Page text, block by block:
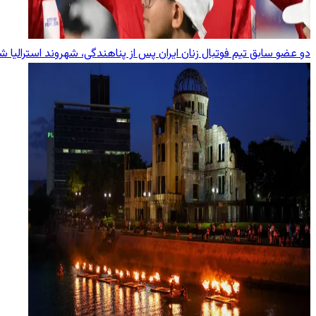
دو عضو سابق تیم فوتبال زنان ایران پس از پناهندگی، شهروند استرالیا